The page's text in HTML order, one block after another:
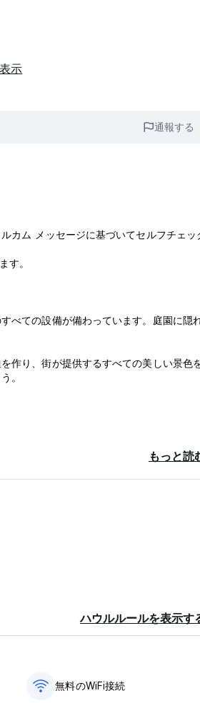
示
通報する
カム メッセージに基づいてセルフチェッ
す。
べての設備が備わっています。庭園に隠
作り、街が提供するすべての美しい景色
。
もっと読
ハウルルールを表示す
無料のWiFi接続